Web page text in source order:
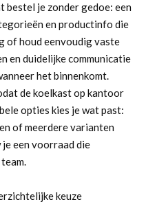
bestel je zonder gedoe: een
en productinfo die
of houd eenvoudig vaste
en duidelijke communicatie
het binnenkomt.
de koelkast op kantoor
opties kies je wat past:
of meerdere varianten
je een voorraad die
keuze